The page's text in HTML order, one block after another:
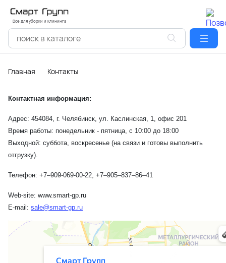
Все для уборки и клининга
Главная Контакты
Контактная информация:
Адрес: 454084, г. Челябинск, ул. Каслинская, 1, офис 201
Время работы: понедельник - пятница, с 10:00 до 18:00
Выходной: суббота, воскресенье (на связи и готовы выполнить
отгрузку).
Телефон: +7‒909-069-00-22, +7‒905‒837‒86‒41
Web-site: www.smart-gp.ru
E-mail: sale@smart-gp.ru